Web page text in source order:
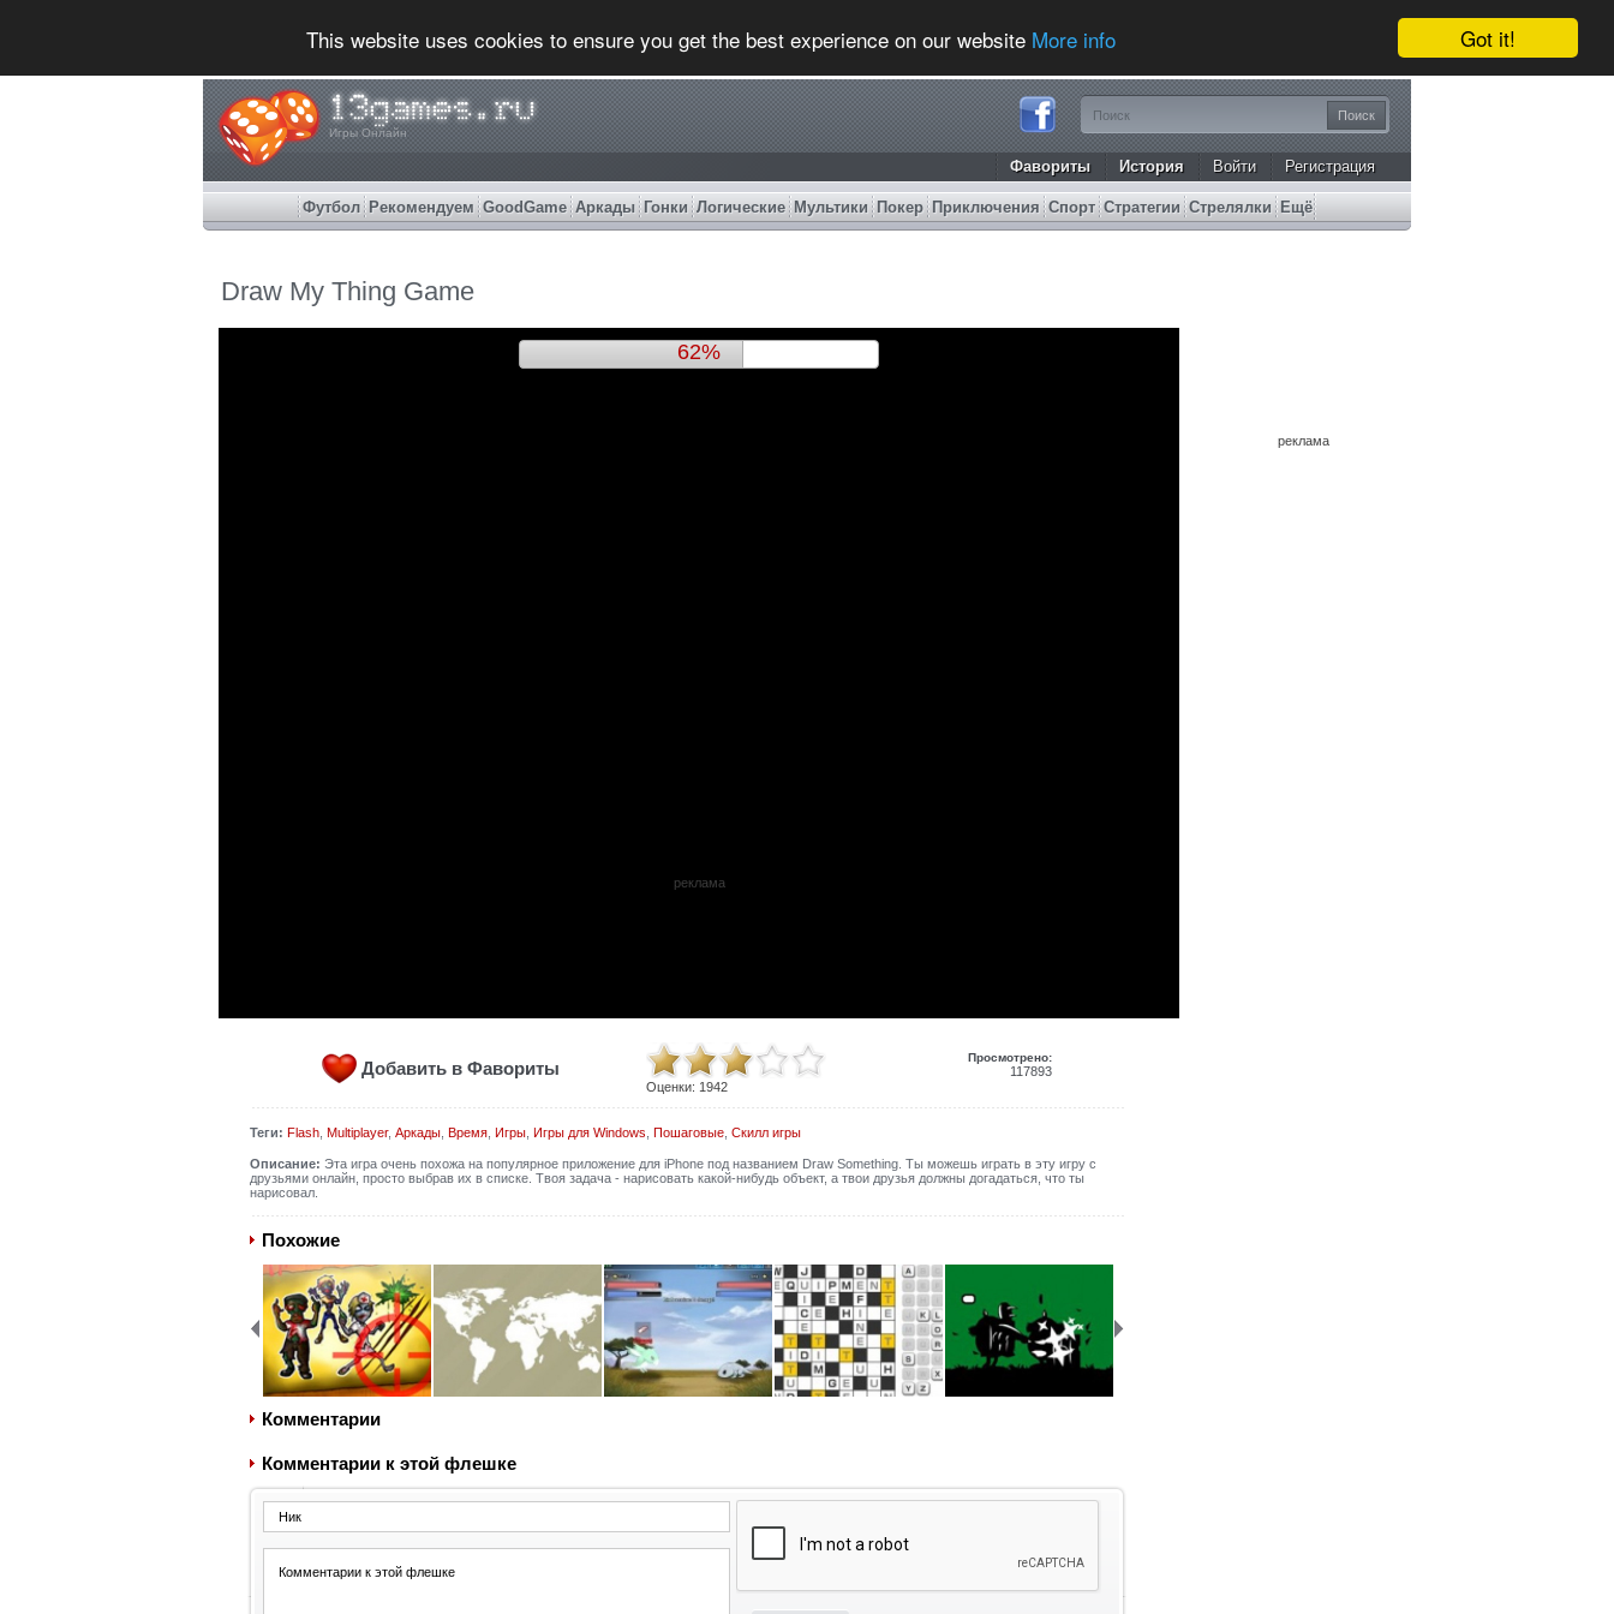
Got it!
This website uses cookies to ensure you get the best experience on our website More info
Игры Онлайн
Фавориты История Войти Регистрация
Футбол Рекомендуем GoodGame Аркады Гонки Логические Мультики Покер Приключения Спорт Стратегии Стрелялки Ещё
Draw My Thing Game
65%
реклама
Добавить в Фавориты
Оценки: 1942
Просмотрено:
117893
Теги: Flash, Multiplayer, Аркады, Время, Игры, Игры для Windows Пошаговые, Скилл игры
Описание: Эта игра очень похожа на популярное приложение для iPhone под названием Draw Something. Ты можешь играть в эту игру с
друзьями онлайн, просто выбрав их в списке. Твоя задача - нарисовать какой-нибудь объект, а твои друзья должны догадаться, что ты
нарисовал.
Похожие
Комментарии
Комментарии к этой флешке
реклама